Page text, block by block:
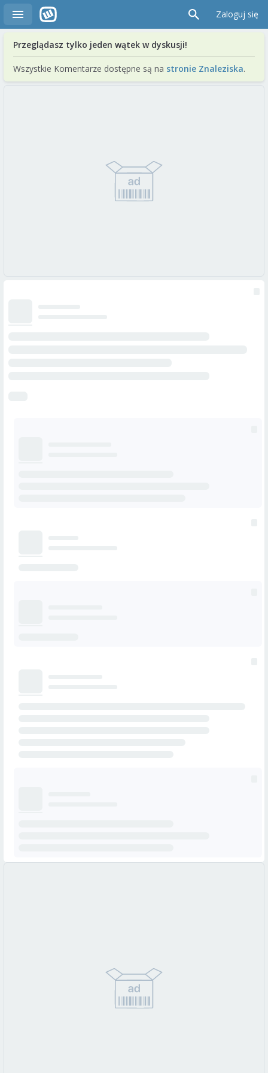
Zaloguj się
Przeglądasz tylko jeden wątek w dyskusji!
Wszystkie Komentarze dostępne są na stronie Znaleziska.